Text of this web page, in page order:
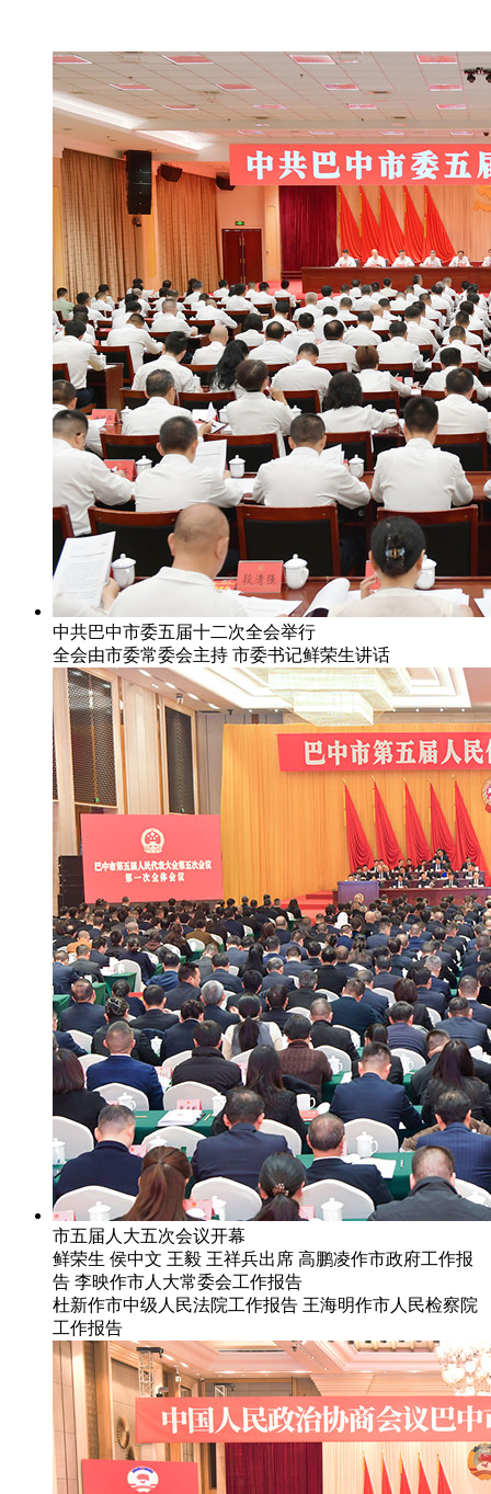
中共巴中市委五届十二次全会举行
全会由市委常委会主持 市委书记鲜荣生讲话
市五届人大五次会议开幕
鲜荣生 侯中文 王毅 王祥兵出席 高鹏凌作市政府工作报
告 李映作市人大常委会工作报告
杜新作市中级人民法院工作报告 王海明作市人民检察院
工作报告